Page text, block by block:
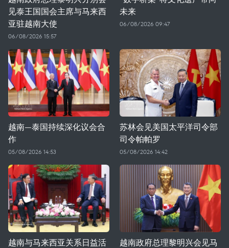
见泰王国国会主席与马来西
亚驻越南大使
06/08/2026 15:57
未来
06/08/2026 09:47
越南—泰国持续深化议会合
作
05/08/2026 14:53
苏林会见美国太平洋司令部
司令帕帕罗
05/08/2026 14:42
越南与马来西亚关系日益活
越南政府总理黎明兴会见马